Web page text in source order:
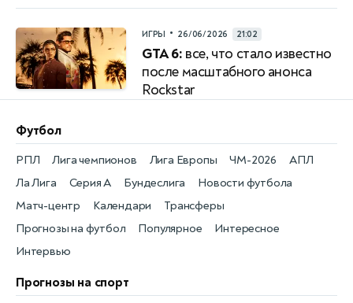
ИГРЫ • 26/06/2026 21:02
GTA 6: все, что стало известно
после масштабного анонса
Rockstar
Футбол
Новости футбола
РПЛ
Матч-центр
Лига чемпионов
Календари
Лига Европы
Трансферы
ЧМ-2026
Прогнозы на футбол
АПЛ
Популярное
Ла Лига
Интересное
Серия А
Интервью
Бундеслига
Прогнозы на спорт